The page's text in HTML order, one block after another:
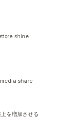
shine
share
を増加させる